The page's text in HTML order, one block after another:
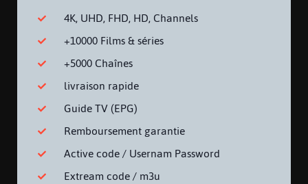
4K, UHD, FHD, HD, Channels
+10000 Films & séries
+5000 Chaînes
livraison rapide
Guide TV (EPG)
Remboursement garantie
Active code / Usernam Password
Extream code / m3u